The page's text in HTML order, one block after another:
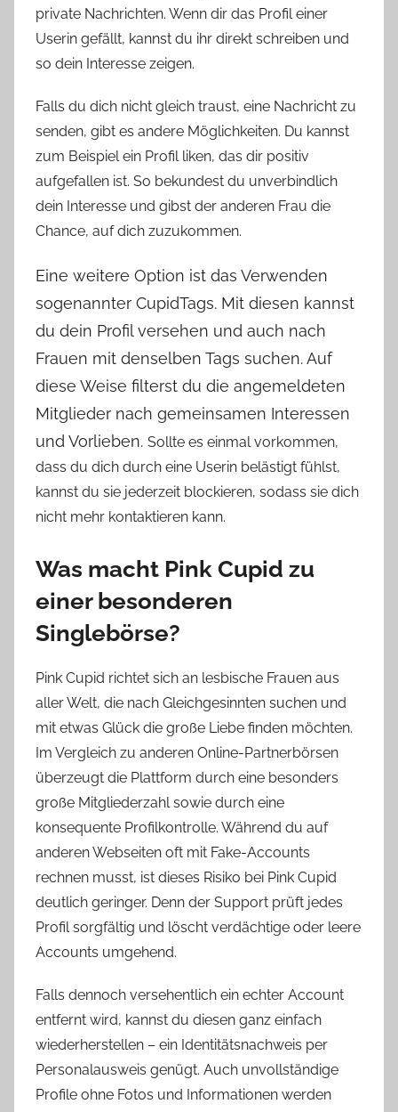
private Nachrichten. Wenn dir das Profil einer
Userin gefällt, kannst du ihr direkt schreiben und
so dein Interesse zeigen.
Falls du dich nicht gleich traust, eine Nachricht zu
senden, gibt es andere Möglichkeiten. Du kannst
zum Beispiel ein Profil liken, das dir positiv
aufgefallen ist. So bekundest du unverbindlich
dein Interesse und gibst der anderen Frau die
Chance, auf dich zuzukommen.
Eine weitere Option ist das Verwenden
sogenannter CupidTags. Mit diesen kannst
du dein Profil versehen und auch nach
Frauen mit denselben Tags suchen. Auf
diese Weise filterst du die angemeldeten
Mitglieder nach gemeinsamen Interessen
und Vorlieben. Sollte es einmal vorkommen,
dass du dich durch eine Userin belästigt fühlst,
kannst du sie jederzeit blockieren, sodass sie dich
nicht mehr kontaktieren kann.
Was macht Pink Cupid zu
einer besonderen
Singlebörse?
Pink Cupid richtet sich an lesbische Frauen aus
aller Welt, die nach Gleichgesinnten suchen und
mit etwas Glück die große Liebe finden möchten.
Im Vergleich zu anderen Online-Partnerbörsen
überzeugt die Plattform durch eine besonders
große Mitgliederzahl sowie durch eine
konsequente Profilkontrolle. Während du auf
anderen Webseiten oft mit Fake-Accounts
rechnen musst, ist dieses Risiko bei Pink Cupid
deutlich geringer. Denn der Support prüft jedes
Profil sorgfältig und löscht verdächtige oder leere
Accounts umgehend.
Falls dennoch versehentlich ein echter Account
entfernt wird, kannst du diesen ganz einfach
wiederherstellen – ein Identitätsnachweis per
Personalausweis genügt. Auch unvollständige
Profile ohne Fotos und Informationen werden